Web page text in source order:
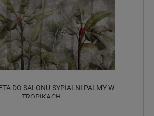
DO SALONU SYPIALNI PALMY W
TROPIKACH